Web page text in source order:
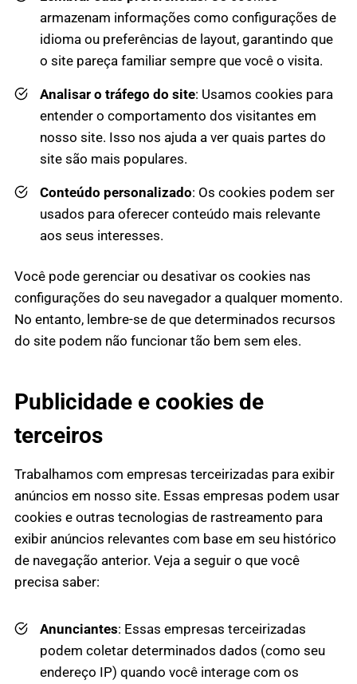
armazenam informações como configurações de
idioma ou preferências de layout, garantindo que
o site pareça familiar sempre que você o visita.
Analisar o tráfego do site: Usamos cookies para
entender o comportamento dos visitantes em
nosso site. Isso nos ajuda a ver quais partes do
site são mais populares.
Conteúdo personalizado: Os cookies podem ser
usados para oferecer conteúdo mais relevante
aos seus interesses.
Você pode gerenciar ou desativar os cookies nas
configurações do seu navegador a qualquer momento.
No entanto, lembre-se de que determinados recursos
do site podem não funcionar tão bem sem eles.
Publicidade e cookies de
terceiros
Trabalhamos com empresas terceirizadas para exibir
anúncios em nosso site. Essas empresas podem usar
cookies e outras tecnologias de rastreamento para
exibir anúncios relevantes com base em seu histórico
de navegação anterior. Veja a seguir o que você
precisa saber:
Anunciantes: Essas empresas terceirizadas
podem coletar determinados dados (como seu
endereço IP) quando você interage com os